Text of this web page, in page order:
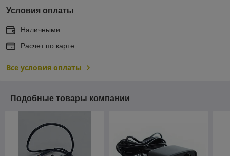
Условия оплаты
Наличными
Расчет по карте
Все условия оплаты
Подобные товары компании